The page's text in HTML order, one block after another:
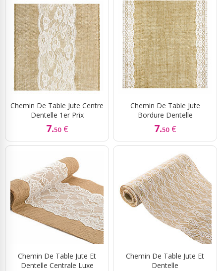
Chemin De Table Jute Centre
Dentelle 1er Prix
7.50 €
Chemin De Table Jute
Bordure Dentelle
7.50 €
Chemin De Table Jute Et
Dentelle Centrale Luxe
Chemin De Table Jute Et
Dentelle